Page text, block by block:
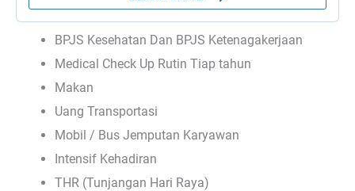
BPJS Kesehatan Dan BPJS Ketenagakerjaan
Medical Check Up Rutin Tiap tahun
Makan
Uang Transportasi
Mobil / Bus Jemputan Karyawan
Intensif Kehadiran
THR (Tunjangan Hari Raya)